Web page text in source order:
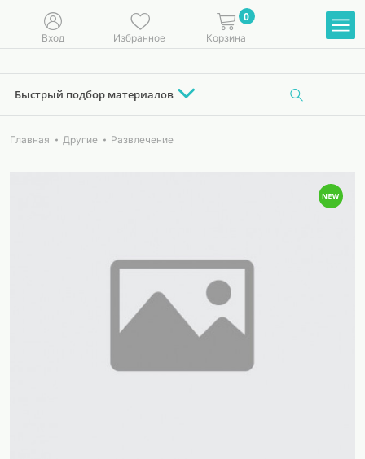
Вход Избранное
0
Корзина
Быстрый подбор материалов
Главная Другие Развлечение